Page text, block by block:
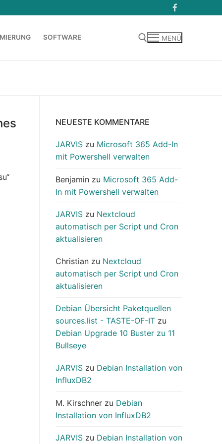
SOFTWARE MENÜ
NEUESTE KOMMENTARE
JARVIS zu Microsoft 365 Add-In
mit Powershell verwalten
Benjamin zu Microsoft 365 Add-
In mit Powershell verwalten
JARVIS zu Nextcloud
automatisch per Script und Cron
aktualisieren
Christian zu Nextcloud
automatisch per Script und Cron
aktualisieren
Debian Übersicht Paketquellen
sources.list - TASTE-OF-IT zu
Debian Upgrade 10 Buster zu 11
Bullseye
JARVIS zu Debian Installation von
InfluxDB2
M. Kirschner zu Debian
Installation von InfluxDB2
JARVIS zu Debian Installation von